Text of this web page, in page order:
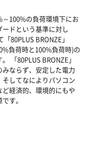
100%の負荷環境下にお
ドという基準に対し
80PLUS BRONZE」
負荷時と100%負荷時)の
「80PLUS BRONZE」
ならず、安定した電力
してなによりパソコン
経済的、環境的にもや
す。